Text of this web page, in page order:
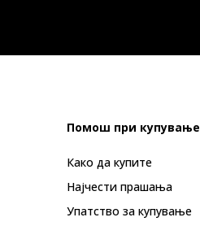
Помош при купување
Како да купите
Најчести прашања
Упатство за купување